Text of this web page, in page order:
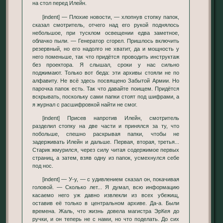
на стол перед Илейн.
[indent] — Плохие новости, — хлопнув стопку папок,
сказал смотритель, отчего над его рукой поднялось
небольшое, при тусклом освещении едва заметное,
облачко пыли. — Генератор сгорел. Пришлось включить
резервный, но его надолго не хватит, да и мощность у
него поменьше, так что придётся проводить инструктаж
без проектора. Я слышал, сроки у нас сильно
поджимают. Только вот беда: эти архивы стояли не по
алфавиту. Не всё здесь посвящено Забытой Армии. Но
парочка папок есть. Так что давайте поищем. Придётся
вскрывать, поскольку сами папки стоят под шифрами, а
я журнал с расшифровкой найти не смог.
[indent] Присев напротив Илейн, смотритель
разделил стопку на две части и принялся за ту, что
побольше, спешно раскрывая папки, чтобы не
задерживать Илейн и дальше. Первая, вторая, третья...
Старик жмурился, через силу читая содержимое первых
страниц, а затем, взяв одну из папок, усмехнулся себе
под нос.
[indent] — У-у, — с удивлением сказал он, покачивая
головой. — Сколько лет... Я думал, всю информацию
касаемо него уж давно извлекли из всех убежищ,
оставив её только в центральном архиве. Да-а. Были
времена. Жаль, что жизнь довела магистра ЭрКея до
ручки, и он теперь не с нами, но что поделать. До сих